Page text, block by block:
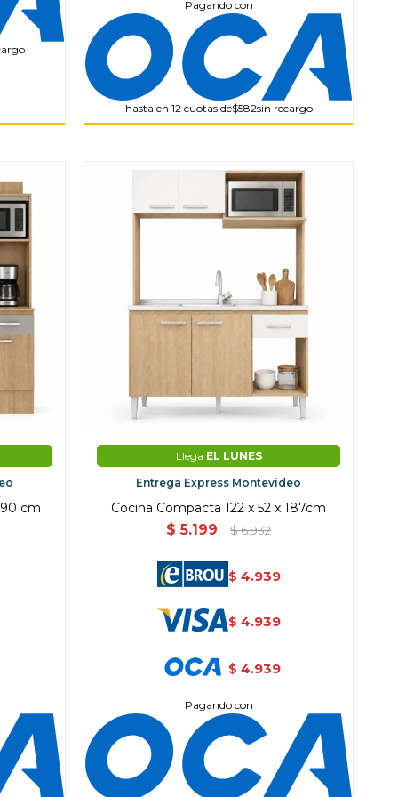
Pagando con
hasta en 12 cuotas de$582sin recargo
cm
Llega EL LUNES
Entrega Express Montevideo
Cocina Compacta 122 x 52 x 187cm
$ 5.199 $ 6.932
$ 4.939
$ 4.939
$ 4.939
Pagando con